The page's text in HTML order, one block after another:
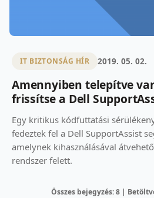
IT BIZTONSÁG HÍR 2019. 05. 02.
Amennyiben telepítve
frissítse a Dell
Egy kritikus kódfuttatási
fedeztek fel a Dell SupportAssist
amelynek kihasználásával
rendszer felett.
Összes bejegyzés: 8 |